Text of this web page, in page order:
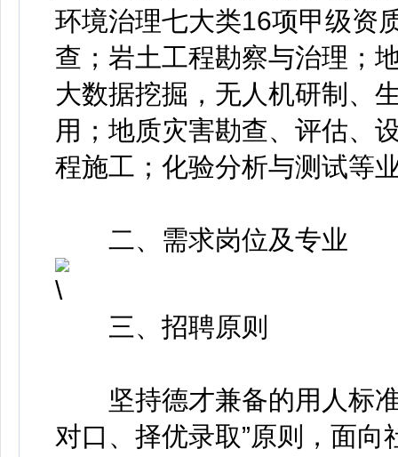
环境治理七大类16项甲级资
查；岩土工程勘察与治理；
大数据挖掘，无人机研制、
用；地质灾害勘查、评估、
程施工；化验分析与测试等
二、需求岗位及专业
三、招聘原则
坚持德才兼备的用人标准
对口、择优录取”原则，面向